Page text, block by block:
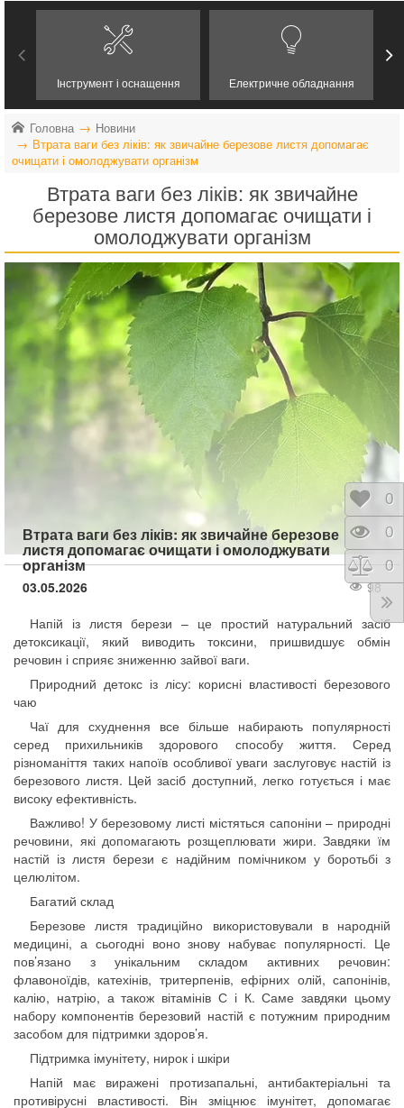
Інструмент і оснащення Електричне обладнання
Головна
Новини
Втрата ваги без ліків: як звичайне березове листя допомагає
очищати і омолоджувати організм
Втрата ваги без ліків: як звичайне
березове листя допомагає очищати і
омолоджувати організм
Втрата ваги без ліків: як звичайне березове
листя допомагає очищати і омолоджувати
організм
03.05.2026
98
Напій із листя берези – це простий натуральний засіб
детоксикації, який виводить токсини, пришвидшує обмін
речовин і сприяє зниженню зайвої ваги.
Природний детокс із лісу: корисні властивості березового
чаю
Чаї для схуднення все більше набирають популярності
серед прихильників здорового способу життя. Серед
різноманіття таких напоїв особливої уваги заслуговує настій із
березового листя. Цей засіб доступний, легко готується і має
високу ефективність.
Важливо! У березовому листі містяться сапоніни – природні
речовини, які допомагають розщеплювати жири. Завдяки їм
настій із листя берези є надійним помічником у боротьбі з
целюлітом.
Багатий склад
Березове листя традиційно використовували в народній
медицині, а сьогодні воно знову набуває популярності. Це
пов’язано з унікальним складом активних речовин:
флавоноїдів, катехінів, тритерпенів, ефірних олій, сапонінів,
калію, натрію, а також вітамінів С і К. Саме завдяки цьому
набору компонентів березовий настій є потужним природним
засобом для підтримки здоров’я.
Підтримка імунітету, нирок і шкіри
Напій має виражені протизапальні, антибактеріальні та
противірусні властивості. Він зміцнює імунітет, допомагає
0
0
0